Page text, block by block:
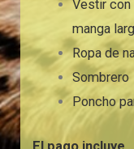
Vestir con
manga
Ropa de
Sombrero
Poncho
El pago incluye